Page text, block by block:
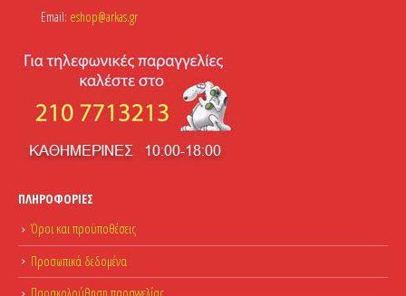
Email: eshop@arkas.gr
ΠΛΗΡΟΦΟΡΊΕΣ
Όροι και προϋποθέσεις
Προσωπικά δεδομένα